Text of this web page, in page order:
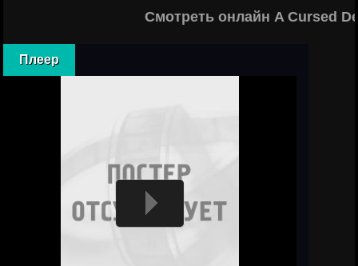
Смотреть онлайн A Cursed
Плеер